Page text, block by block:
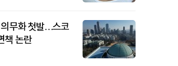
무화 첫발…스코
책 논란